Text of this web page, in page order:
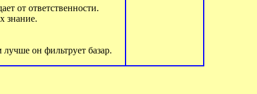
от ответственности.
знание.
он фильтрует базар.